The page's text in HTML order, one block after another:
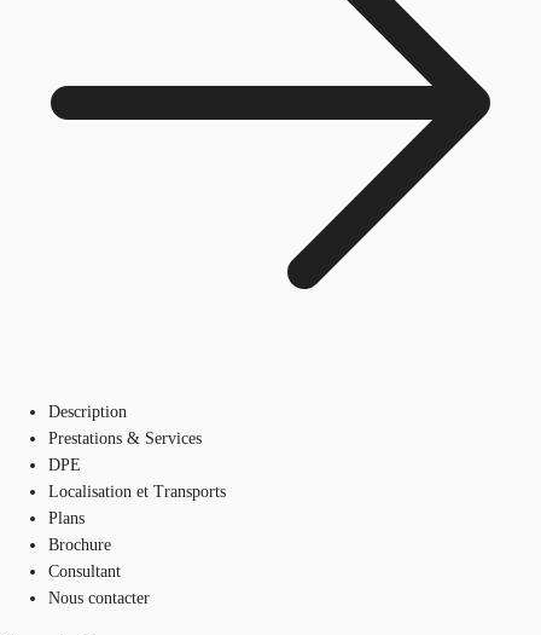
Description
Prestations & Services
DPE
Localisation et Transports
Plans
Brochure
Consultant
Nous contacter